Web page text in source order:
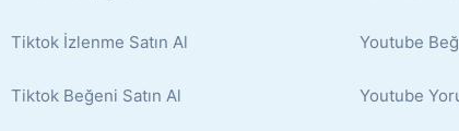
Tiktok İzlenme Satın Al
Tiktok Beğeni Satın Al
Youtube
Youtube